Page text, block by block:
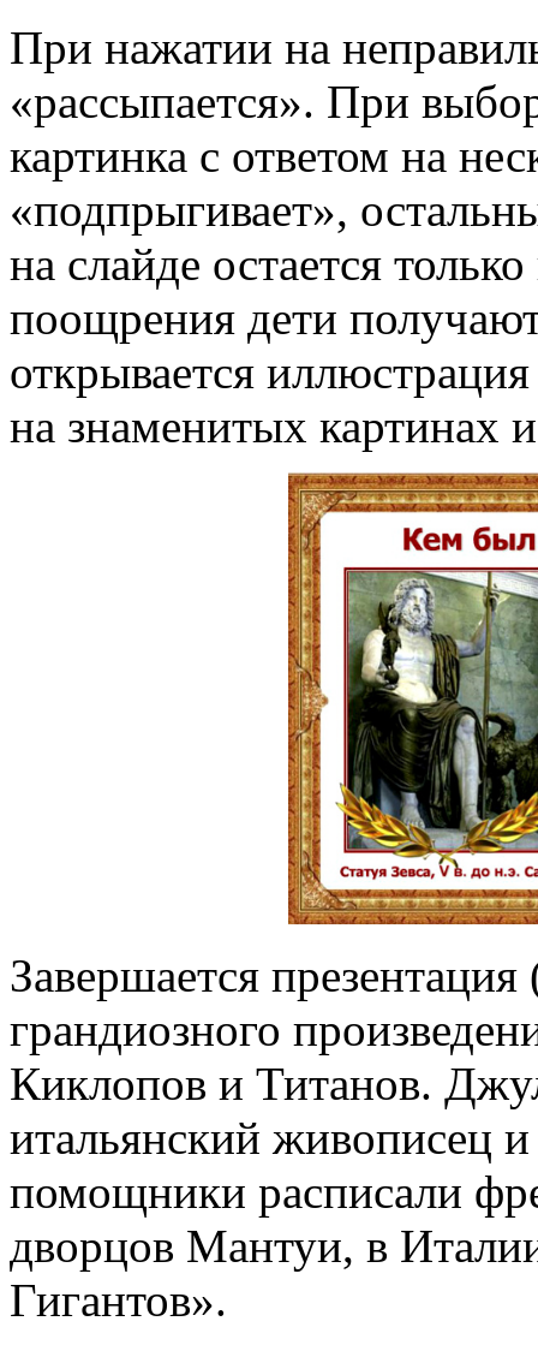
При нажатии на
«рассыпается». При
картинка с ответом на
«подпрыгивает»,
на слайде остается
поощрения дети
открывается
на знаменитых картинах
Завершается
грандиозного
Киклопов и Титанов.
итальянский живописец
помощники расписали
дворцов Мантуи, в
Гигантов».